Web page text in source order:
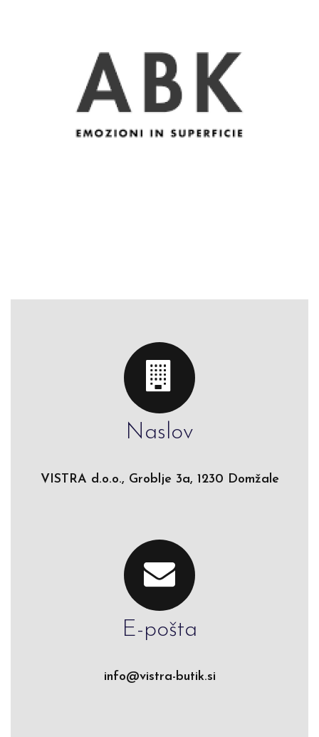
Naslov
VISTRA d.o.o., Groblje 3a, 1230 Domžale
E-pošta
info@vistra-butik.si